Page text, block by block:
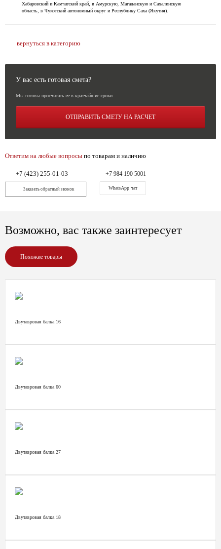
Хабаровский и Камчатский край, в Амурскую, Магаданскую и Сахалинскую
область, в Чукотский автономный округ и Республику Саха (Якутия).
вернуться в категорию
У вас есть готовая смета?
Мы готовы просчитать ее в кратчайшие сроки.
ОТПРАВИТЬ СМЕТУ НА РАСЧЕТ
Ответим на любые вопросы по товарам и наличию
+7 (423) 255-01-03
Заказать обратный звонок
+7 984 190 5001
WhatsApp чат
Возможно, вас также заинтересует
Похожие товары
Двутавровая балка 16
Двутавровая балка 60
Двутавровая балка 27
Двутавровая балка 18